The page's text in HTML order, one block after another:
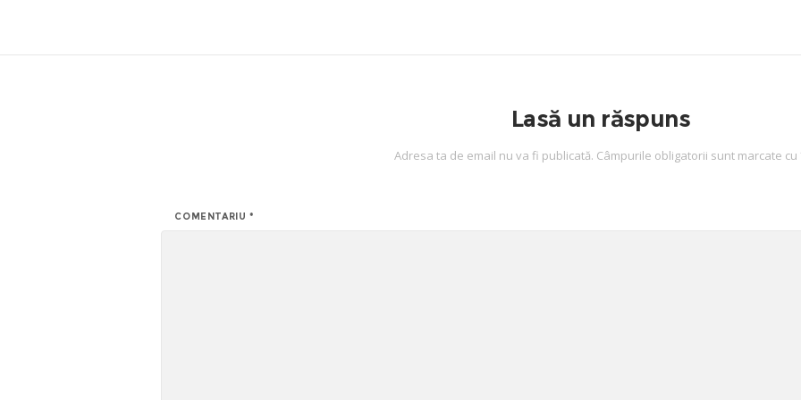
Lasă un răspuns
Adresa ta de email nu va fi publicată. Câmpurile obligatorii sunt marcate cu
COMENTARIU *